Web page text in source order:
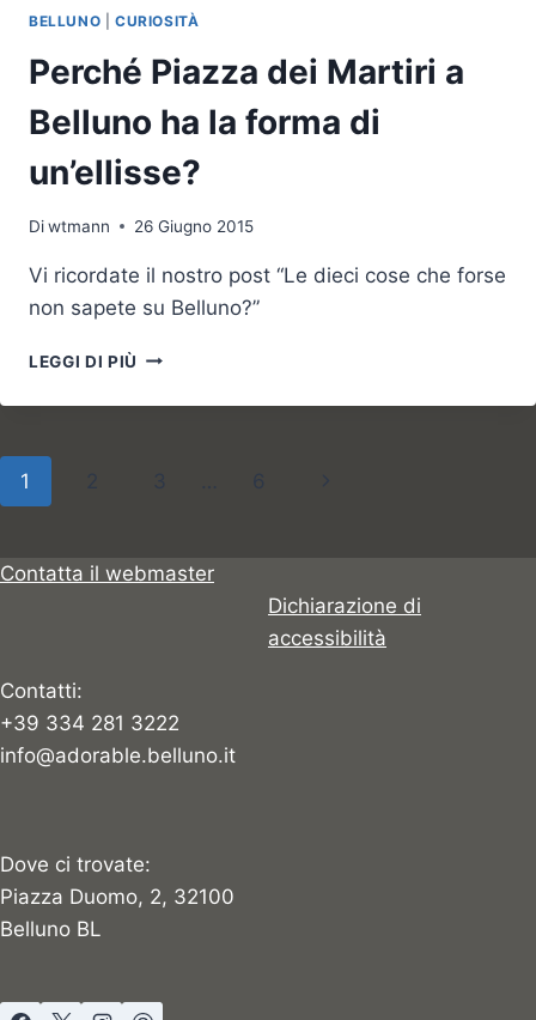
BELLUNO CURIOSITÀ
Perché Piazza dei Martiri a
Belluno ha la forma di
un’ellisse?
Diwtmann 26 Giugno 2015
Vi ricordate il nostro post “Le dieci cose che forse
non sapete su Belluno?”
LEGGI DI PIÙ PERCHÉ
DEI
BELLUNO
DI
Navigazione
1 2 3 6
Contatta il webmaster
Dichiarazione di
accessibilità
Contatti:
+39 334 281 3222
info@adorable.belluno.it
Dove ci trovate:
Piazza Duomo, 2, 32100
Belluno BL